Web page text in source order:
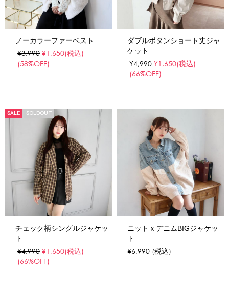
ノーカラーファーベスト
¥3,990 ¥1,650(税込)
(58%OFF)
ダブルボタンショート丈ジャ
ケット
¥4,990 ¥1,650(税込)
(66%OFF)
SALE SOLDOUT
チェック柄シングルジャケッ
ト
¥4,990 ¥1,650(税込)
(66%OFF)
ニットｘデニムBIGジャケッ
ト
¥6,990 (税込)